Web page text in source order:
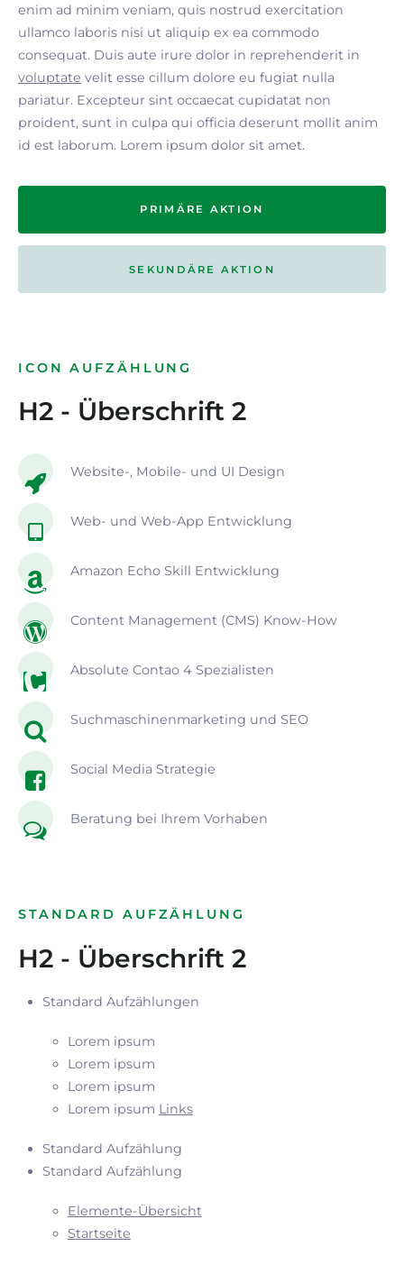
enim ad minim veniam, quis nostrud exercitation
ullamco laboris nisi ut aliquip ex ea commodo
consequat. Duis aute irure dolor in reprehenderit in
voluptate velit esse cillum dolore eu fugiat nulla
pariatur. Excepteur sint occaecat cupidatat non
proident, sunt in culpa qui officia deserunt mollit anim
id est laborum. Lorem ipsum dolor sit amet.
PRIMÄRE AKTION
SEKUNDÄRE AKTION
ICON AUFZÄHLUNG
H2 - Überschrift 2
Website-, Mobile- und UI Design
Web- und Web-App Entwicklung
Amazon Echo Skill Entwicklung
Content Management (CMS) Know-How
Absolute Contao 4 Spezialisten
Suchmaschinenmarketing und SEO
Social Media Strategie
Beratung bei Ihrem Vorhaben
STANDARD AUFZÄHLUNG
H2 - Überschrift 2
Standard Aufzählungen
Lorem ipsum
Lorem ipsum
Lorem ipsum
Lorem ipsum Links
Standard Aufzählung
Standard Aufzählung
Elemente-Übersicht
Startseite